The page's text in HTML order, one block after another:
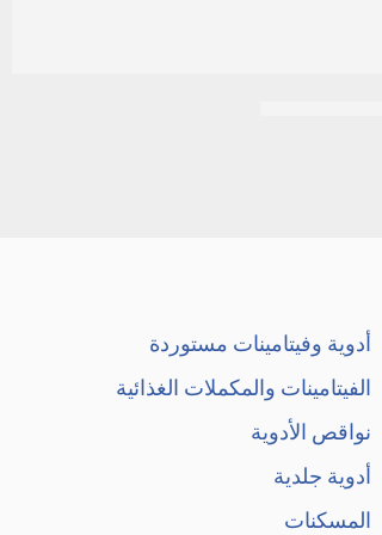
أدوية وفيتامينات مستوردة
الفيتامينات والمكملات الغذائية
نواقص الأدوية
أدوية جلدية
المسكنات